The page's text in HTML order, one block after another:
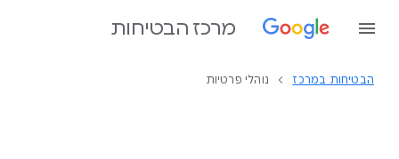
מרכז הבטיחות
הבטיחות במרכז נוהלי פרטיות